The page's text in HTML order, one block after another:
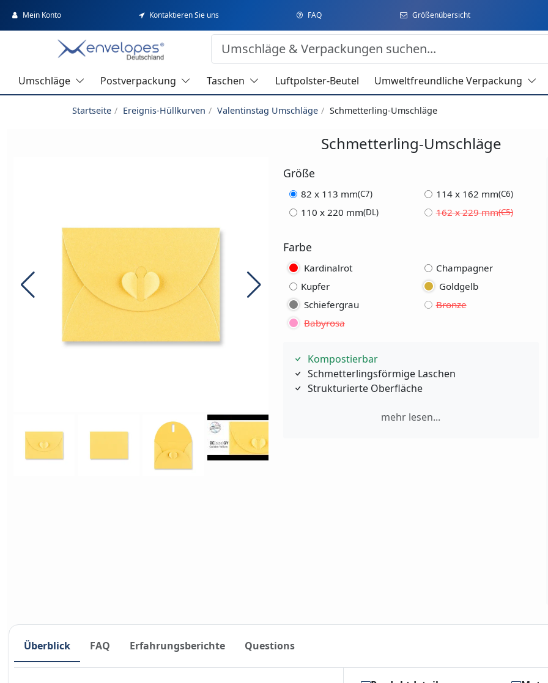
Mein Konto Kontaktieren Sie uns FAQ Größenübersicht
Umschläge Postverpackung Taschen Luftpolster-Beutel Umweltfreundliche Verpackung
Startseite Ereignis-Hüllkurven Valentinstag Umschläge Schmetterling-Umschläge
Schmetterling-Umschläge
Größe
82 x 113 mm(C7) 114 x 162 mm(C6)
110 x 220 mm(DL) 162 x 229 mm(C5)
Farbe
Kardinalrot
Champagner
Kupfer
Goldgelb
Schiefergrau
Bronze
Babyrosa
Kompostierbar
Schmetterlingsförmige Laschen
Strukturierte Oberfläche
mehr lesen...
Überblick FAQ Erfahrungsberichte Questions